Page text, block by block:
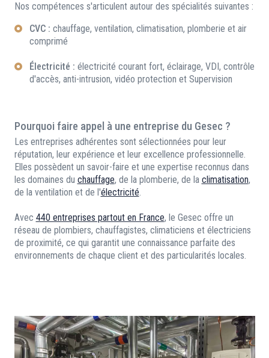
Nos compétences s'articulent autour des spécialités suivantes :
CVC : chauffage, ventilation, climatisation, plomberie et air
comprimé
Électricité : électricité courant fort, éclairage, VDI, contrôle
d'accès, anti-intrusion, vidéo protection et Supervision
Pourquoi faire appel à une entreprise du Gesec ?
Les entreprises adhérentes sont sélectionnées pour leur
réputation, leur expérience et leur excellence professionnelle.
Elles possèdent un savoir-faire et une expertise reconnus dans
les domaines du chauffage, de la plomberie, de la climatisation,
de la ventilation et de l'électricité.
Avec 440 entreprises partout en France, le Gesec offre un
réseau de plombiers, chauffagistes, climaticiens et électriciens
de proximité, ce qui garantit une connaissance parfaite des
environnements de chaque client et des particularités locales.